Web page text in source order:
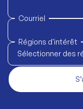
Courriel
Régions d'intérêt
Sélectionner des